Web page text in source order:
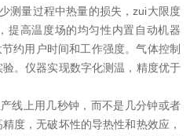
测量过程中热量的损失，zui大限度
提高温度场的均匀性内置自动机器
约用户时间和工作强度。气体控制
验。仪器实现数字化测温，精度优于
线上用几秒钟，而不是几分钟或者
度，无破坏性的导热性和热效应，